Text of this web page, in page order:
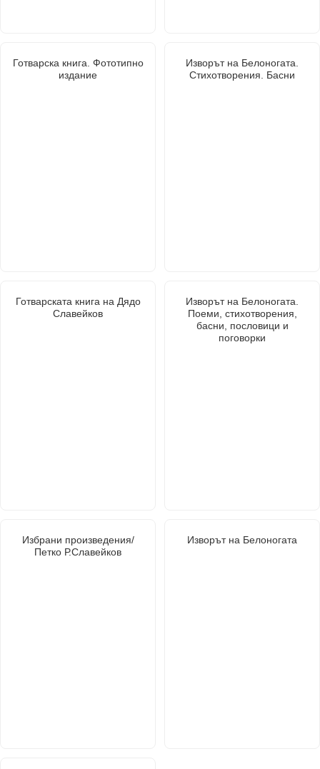
Готварска книга. Фототипно
издание
Изворът на Белоногата.
Стихотворения. Басни
Готварската книга на Дядо
Славейков
Изворът на Белоногата.
Поеми, стихотворения,
басни, пословици и
поговорки
Избрани произведения/
Петко Р.Славейков
Изворът на Белоногата